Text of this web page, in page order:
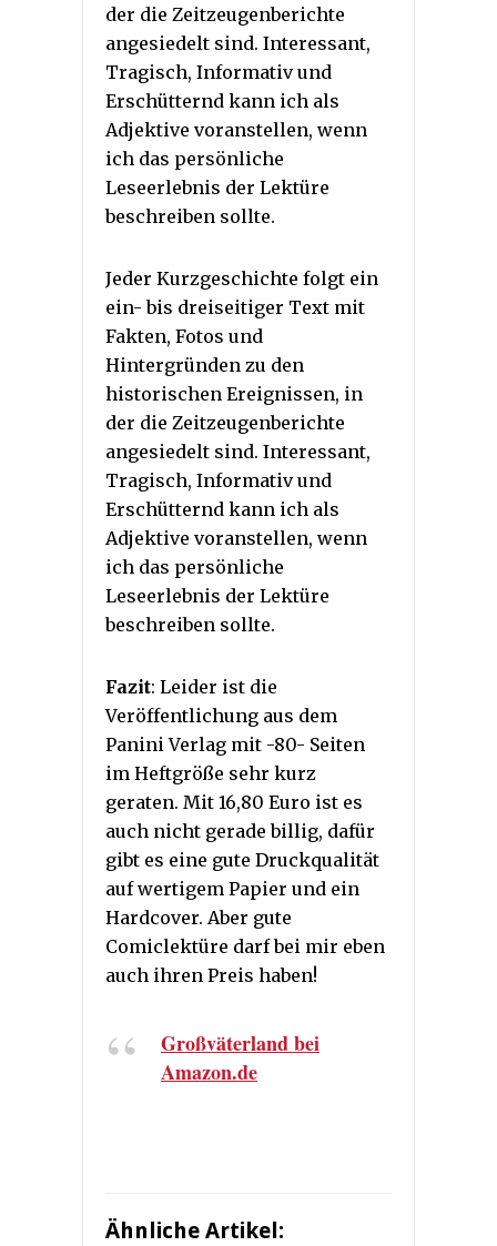
der die Zeitzeugenberichte
angesiedelt sind. Interessant,
Tragisch, Informativ und
Erschütternd kann ich als
Adjektive voranstellen, wenn
ich das persönliche
Leseerlebnis der Lektüre
beschreiben sollte.
Jeder Kurzgeschichte folgt ein
ein- bis dreiseitiger Text mit
Fakten, Fotos und
Hintergründen zu den
historischen Ereignissen, in
der die Zeitzeugenberichte
angesiedelt sind. Interessant,
Tragisch, Informativ und
Erschütternd kann ich als
Adjektive voranstellen, wenn
ich das persönliche
Leseerlebnis der Lektüre
beschreiben sollte.
Fazit: Leider ist die
Veröffentlichung aus dem
Panini Verlag mit -80- Seiten
im Heftgröße sehr kurz
geraten. Mit 16,80 Euro ist es
auch nicht gerade billig, dafür
gibt es eine gute Druckqualität
auf wertigem Papier und ein
Hardcover. Aber gute
Comiclektüre darf bei mir eben
auch ihren Preis haben!
Großväterland bei
Amazon.de
Ähnliche Artikel: